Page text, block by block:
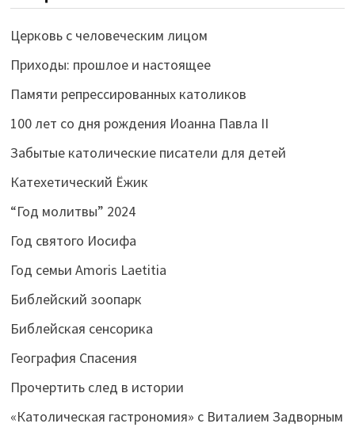
Церковь с человеческим лицом
Приходы: прошлое и настоящее
Памяти репрессированных католиков
100 лет со дня рождения Иоанна Павла II
Забытые католические писатели для детей
Катехетический Ёжик
“Год молитвы” 2024
Год святого Иосифа
Год семьи Amoris Laetitia
Библейский зоопарк
Библейская сенсорика
География Спасения
Прочертить след в истории
«Католическая гастрономия» с Виталием Задворным